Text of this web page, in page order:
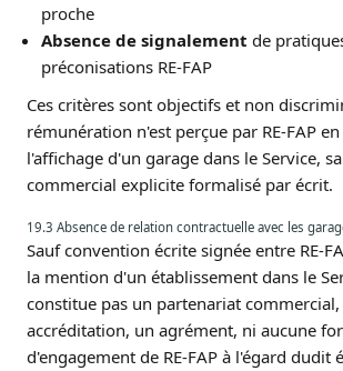
proche
Absence de signalement de
préconisations RE-FAP
Ces critères sont objectifs et non
rémunération n'est perçue par RE-FAP
l'affichage d'un garage dans le Service,
commercial explicite formalisé par écrit.
19.3 Absence de relation contractuelle avec les
Sauf convention écrite signée entre RE-
la mention d'un établissement dans le
constitue pas un partenariat
accréditation, un agrément, ni aucune
d'engagement de RE-FAP à l'égard dudit